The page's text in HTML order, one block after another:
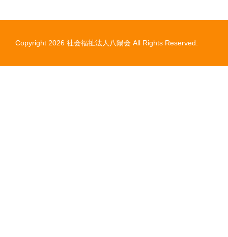
Copyright 2026 社会福祉法人八陽会 All Rights Reserved.